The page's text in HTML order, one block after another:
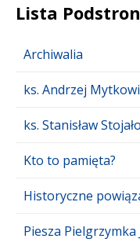
Lista Podstron
Archiwalia
ks. Andrzej
ks. Stanisław
Kto to pamięta?
Historyczne
Piesza